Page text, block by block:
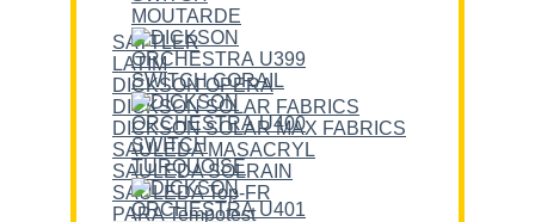
SATTLER
LATIM
DICKSON OPERA
DICKSON SOLAR FABRICS
DICKSON SOLAR MAX FABRICS
SAULEDA MASACRYL
SAULEDA SOLRAIN
SAULEDA Top-FR
PARA Tempotest